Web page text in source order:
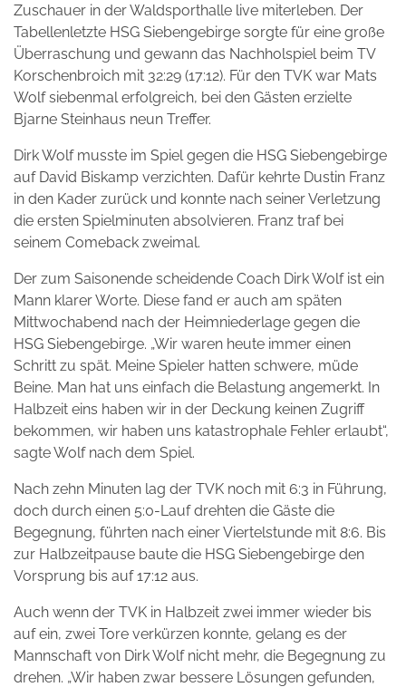
Zuschauer in der Waldsporthalle live miterleben. Der
Tabellenletzte HSG Siebengebirge sorgte für eine große
Überraschung und gewann das Nachholspiel beim TV
Korschenbroich mit 32:29 (17:12). Für den TVK war Mats
Wolf siebenmal erfolgreich, bei den Gästen erzielte
Bjarne Steinhaus neun Treffer.
Dirk Wolf musste im Spiel gegen die HSG Siebengebirge
auf David Biskamp verzichten. Dafür kehrte Dustin Franz
in den Kader zurück und konnte nach seiner Verletzung
die ersten Spielminuten absolvieren. Franz traf bei
seinem Comeback zweimal.
Der zum Saisonende scheidende Coach Dirk Wolf ist ein
Mann klarer Worte. Diese fand er auch am späten
Mittwochabend nach der Heimniederlage gegen die
HSG Siebengebirge. „Wir waren heute immer einen
Schritt zu spät. Meine Spieler hatten schwere, müde
Beine. Man hat uns einfach die Belastung angemerkt. In
Halbzeit eins haben wir in der Deckung keinen Zugriff
bekommen, wir haben uns katastrophale Fehler erlaubt“,
sagte Wolf nach dem Spiel.
Nach zehn Minuten lag der TVK noch mit 6:3 in Führung,
doch durch einen 5:0-Lauf drehten die Gäste die
Begegnung, führten nach einer Viertelstunde mit 8:6. Bis
zur Halbzeitpause baute die HSG Siebengebirge den
Vorsprung bis auf 17:12 aus.
Auch wenn der TVK in Halbzeit zwei immer wieder bis
auf ein, zwei Tore verkürzen konnte, gelang es der
Mannschaft von Dirk Wolf nicht mehr, die Begegnung zu
drehen. „Wir haben zwar bessere Lösungen gefunden,